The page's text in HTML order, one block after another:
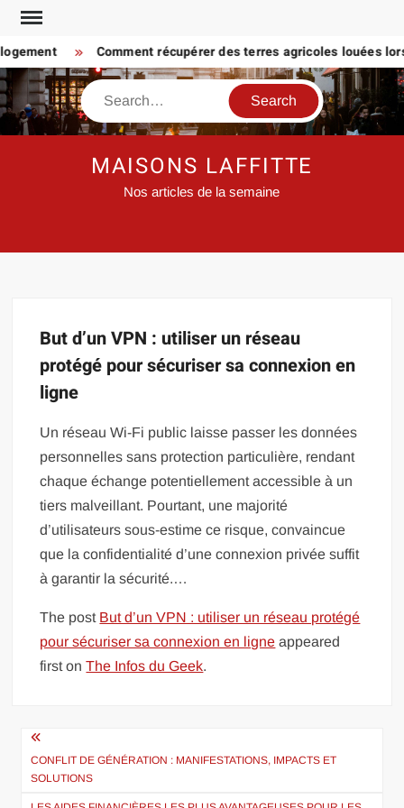
Skip
content
Comment récupérer des terres agricoles louées
Search
MAISONS LAFFITTE
Nos articles de la semaine
But d’un VPN : utiliser un réseau
protégé pour sécuriser sa connexion en
ligne
Un réseau Wi-Fi public laisse passer les données
personnelles sans protection particulière, rendant
chaque échange potentiellement accessible à un
tiers malveillant. Pourtant, une majorité
d’utilisateurs sous-estime ce risque, convaincue
que la confidentialité d’une connexion privée suffit
à garantir la sécurité.…
The post But d’un VPN : utiliser un réseau protégé
pour sécuriser sa connexion en ligne appeared
first onThe Infos du Geek.
Navigation
de
CONFLIT DE GÉNÉRATION : MANIFESTATIONS, IMPACTS ET
SOLUTIONS